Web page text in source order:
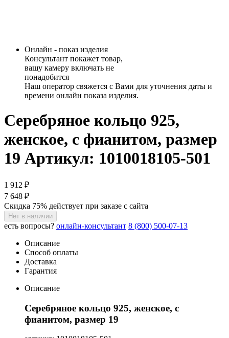
Онлайн - показ изделия
Консультант покажет товар,
вашу камеру включать не
понадобится
Наш оператор свяжется с Вами для уточнения даты и
времени онлайн показа изделия.
Серебряное кольцо 925,
женское, с фианитом, размер
19 Артикул: 1010018105-501
1 912 ₽
7 648 ₽
Скидка 75% действует при заказе с сайта
Нет в наличии
есть вопросы? онлайн-консультант 8 (800) 500-07-13
Описание
Способ оплаты
Доставка
Гарантия
Описание
Серебряное кольцо 925, женское, с
фианитом, размер 19